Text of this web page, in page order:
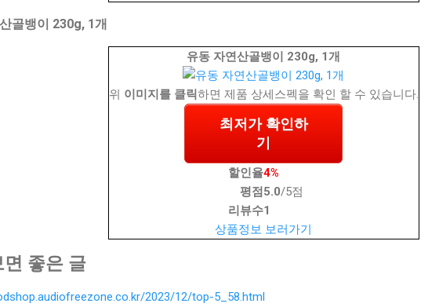
골뱅이 230g, 1개
유동 자연산골뱅이 230g, 1개
위 이미지를 클릭하면 제품 상세스펙을 확인 할 수 있습니다.
최저가 확인하
기
할인율4%
평점 5.0/5점
리뷰수1
상품정보 보러가기
면 좋은 글
2023/12/top-5_58.html